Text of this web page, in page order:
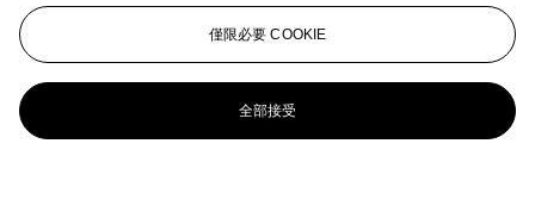
僅限必要 COOKIE
全部接受